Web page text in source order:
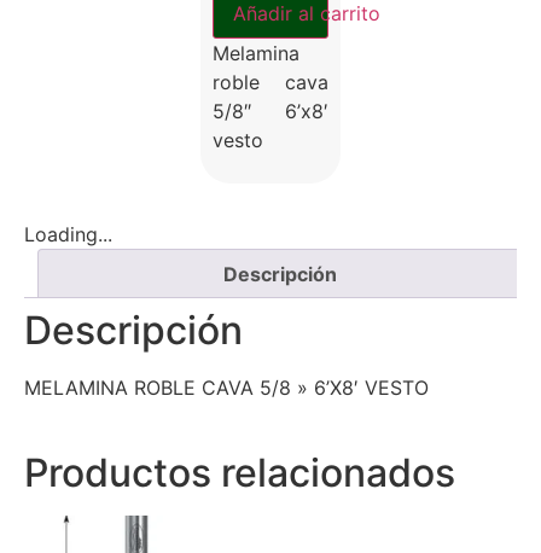
Añadir al carrito
Melamina
roble cava
5/8″ 6’x8′
vesto
Loading...
Descripción
Descripción
MELAMINA ROBLE CAVA 5/8 » 6’X8′ VESTO
Productos relacionados